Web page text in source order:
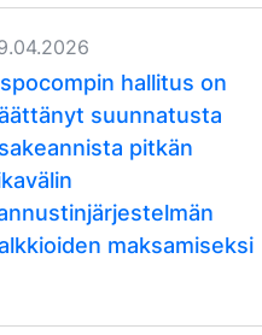
hallitus on
suunnatusta
pitkän
maksamiseksi